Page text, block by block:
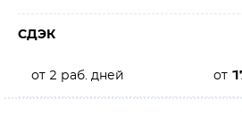
СДЭК
от 2 раб. дней от